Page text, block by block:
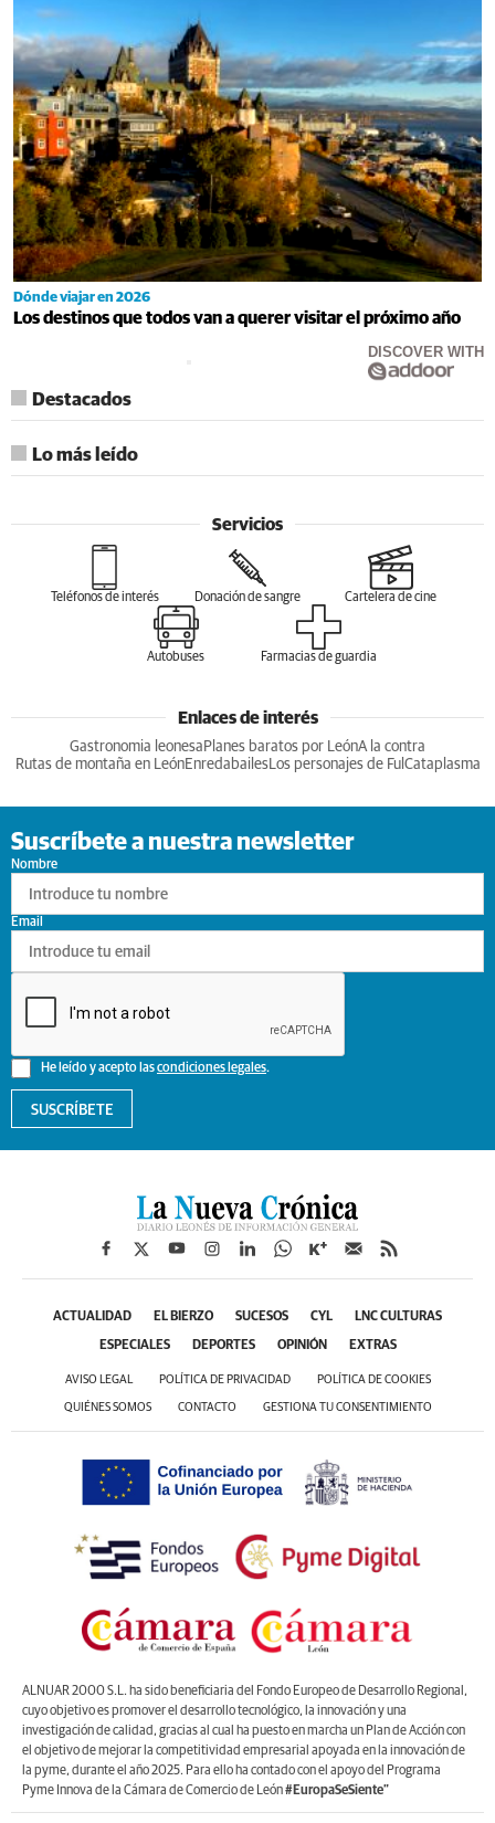
Dónde viajar en 2026
Los destinos que todos van a querer visitar el próximo año
DISCOVER WITH
Destacados
Lo más leído
Servicios
Teléfonos de interés Donación de sangre Cartelera de cine
Autobuses Farmacias de guardia
Enlaces de interés
Gastronomia leonesa Planes baratos por LeónA la contra
Rutas de montaña en LeónEnredabailesLos personajes de Ful Cataplasma
Suscríbete a nuestra newsletter
Nombre
He leído y acepto lascondiciones legales.
Email
SUSCRÍBETE
ACTUALIDAD EL BIERZO SUCESOS CYL LNC CULTURAS
ESPECIALES DEPORTES OPINIÓN EXTRAS
AVISO LEGAL POLÍTICA DE PRIVACIDAD POLÍTICA DE COOKIES
QUIÉNES SOMOS CONTACTO GESTIONA TU CONSENTIMIENTO
ALNUAR 2000 S.L. ha sido beneficiaria del Fondo Europeo de Desarrollo Regional,
cuyo objetivo es promover el desarrollo tecnológico, la innovación y una
investigación de calidad, gracias al cual ha puesto en marcha un Plan de Acción con
el objetivo de mejorar la competitividad empresarial apoyada en la innovación de
la pyme, durante el año 2025. Para ello ha contado con el apoyo del Programa
Pyme Innova de la Cámara de Comercio de León#EuropaSeSiente”